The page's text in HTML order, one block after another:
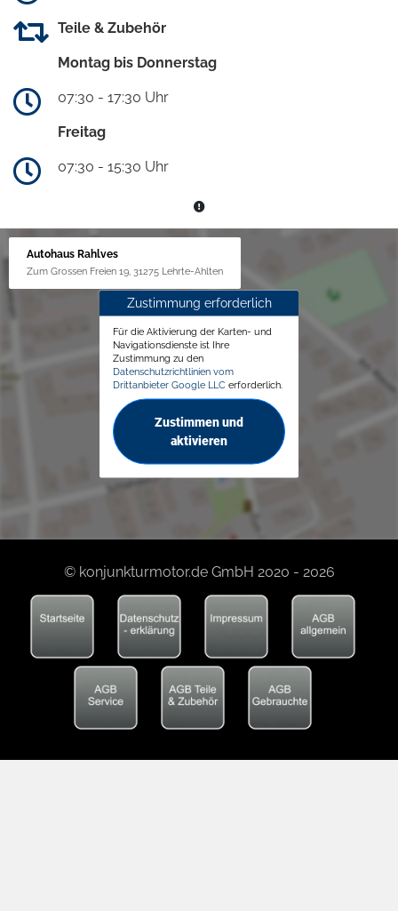
Teile & Zubehör
Montag bis Donnerstag
07:30 - 17:30 Uhr
Freitag
07:30 - 15:30 Uhr
Autohaus Rahlves
Zum Grossen Freien 19, 31275 Lehrte-Ahlten
Zustimmung erforderlich
Für die Aktivierung der Karten- und
Navigationsdienste ist Ihre
Zustimmung zu den
Datenschutzrichtlinien vom
Drittanbieter Google LLC erforderlich.
Zustimmen und
aktivieren
© konjunkturmotor.de GmbH 2020 - 2026